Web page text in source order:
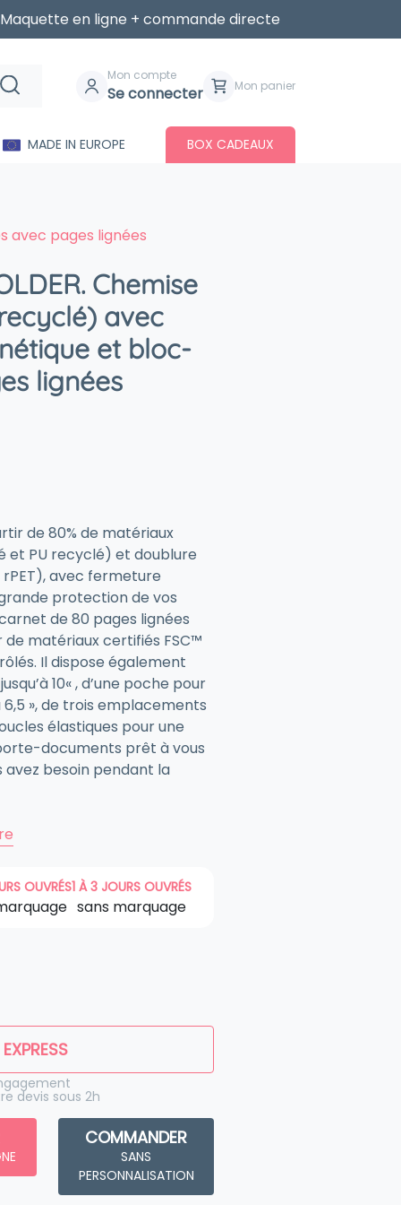
Maquette en ligne + commande directe
Mon compte
Se connecter Mon panier
MADE IN EUROPE BOX CADEAUX
avec pages lignées
Chemise
avec
et bloc-
lignées
de 80% de matériaux
PU recyclé) et doublure
avec fermeture
protection de vos
de 80 pages lignées
matériaux certifiés FSC™
Il dispose également
10« , d’une poche pour
», de trois emplacements
élastiques pour une
documents prêt à vous
besoin pendant la
OUVRÉS1 À 3 JOURS OUVRÉS
sans marquage
devis sous 2h
COMMANDER
SANS
PERSONNALISATION